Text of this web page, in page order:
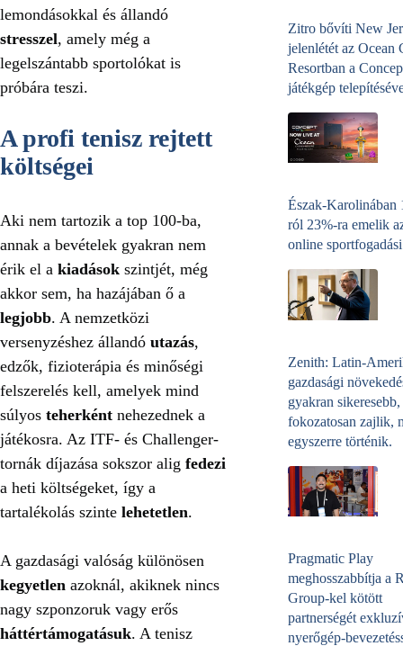
lemondásokkal és állandó
stresszel, amely még a
legelszántabb sportolókat is
próbára teszi.
A profi tenisz rejtett
költségei
Aki nem tartozik a top 100-ba,
annak a bevételek gyakran nem
érik el a kiadások szintjét, még
akkor sem, ha hazájában ő a
legjobb. A nemzetközi
versenyzéshez állandó utazás,
edzők, fizioterápia és minőségi
felszerelés kell, amelyek mind
súlyos teherként nehezednek a
játékosra. Az ITF- és Challenger-
tornák díjazása sokszor alig fedezi
a heti költségeket, így a
tartalékolás szinte lehetetlen.
A gazdasági valóság különösen
kegyetlen azoknál, akiknek nincs
nagy szponzoruk vagy erős
háttértámogatásuk. A tenisz
Zitro bővíti New
jelenlétét az Ocean
Resortban a
játékgép
Észak-Karolinában
ról 23%-ra emelik
online
Zenith: Latin-
gazdasági
gyakran sikeresebb,
fokozatosan zajlik,
egyszerre történik.
Pragmatic Play
meghosszabbítja a
Group-kel kötött
partnerségét
nyerőgép-